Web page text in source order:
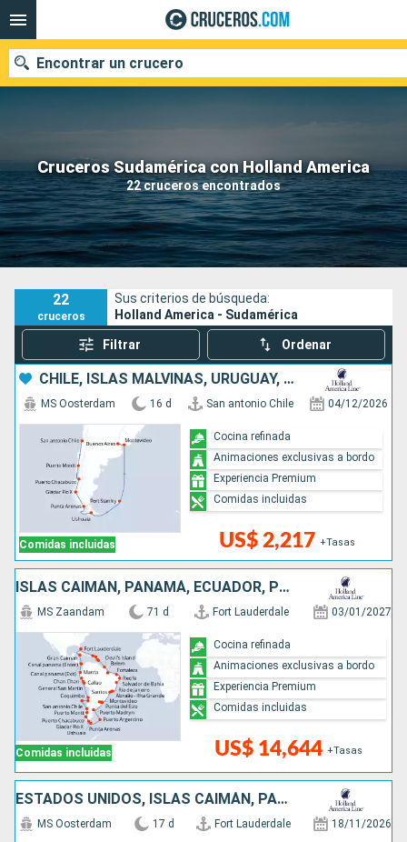
Cruceros Sudamérica con Holland America
22 cruceros encontrados
Encontrar un crucero
Nuestros destinos
Fecha de salida
Puertos Compañías
Buscar
22
cruceros
Sus criterios de búsqueda:
Holland America - Sudamérica
Filtrar Ordenar
CHILE, ISLAS MALVINAS, URUGUAY, ARGENTINA
Comidas incluidas
MS Oosterdam 16 d San antonio Chile 04/12/2026
US$ 2,217 +Tasas
Cocina refinada
Animaciones exclusivas a bordo
Experiencia Premium
Comidas incluidas
ISLAS CAIMÁN, PANAMÁ, ECUADOR, PERÚ, CHILE, ARGENTINA, ISLAS MALVINAS, URUGUAY, BRASIL, FRANCIA, BARBADOS, SANTA LUCIA, ANTIGUA Y BARBUDA, PUERTO RICO, ESTADOS UNIDOS
Comidas incluidas
MS Zaandam 71 d Fort Lauderdale 03/01/2027
US$ 14,644 +Tasas
Cocina refinada
Animaciones exclusivas a bordo
Experiencia Premium
Comidas incluidas
ESTADOS UNIDOS, ISLAS CAIMÁN, PANAMÁ, ECUADOR, PERÚ, CHILE
MS Oosterdam 17 d Fort Lauderdale 18/11/2026